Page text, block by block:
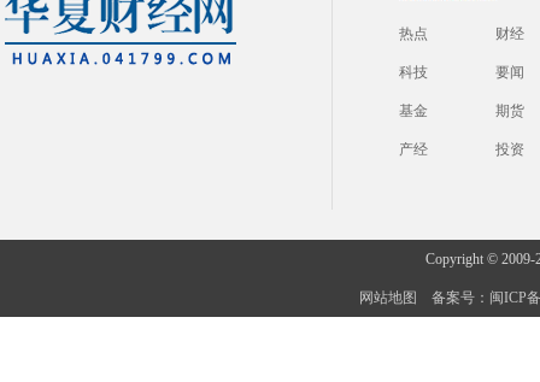
热点 财经
科技 要闻
基金 期货
产经 投资
Copyright © 2009-
网站地图 备案号：闽ICP